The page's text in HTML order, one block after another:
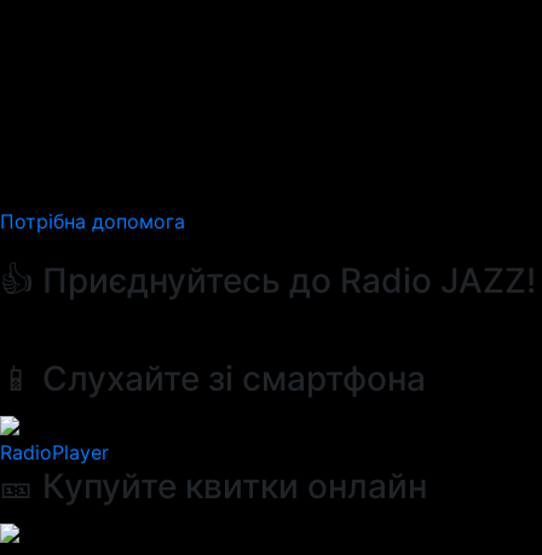
Потрібна допомога
👍 Приєднуйтесь до Radio JAZZ!
📱 Слухайте зі смартфона
RadioPlayer
🎫 Купуйте квитки онлайн